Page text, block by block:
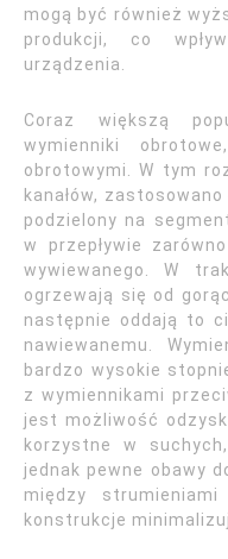
mogą być również
produkcji, co
urządzenia.
Coraz większą
wymienniki
obrotowymi. W tym
kanałów,
podzielony na
w przepływie
wywiewanego. W
ogrzewają się od
następnie oddają to
nawiewanemu.
bardzo wysokie
z wymiennikami
jest możliwość
korzystne w
jednak pewne obawy
między
konstrukcje